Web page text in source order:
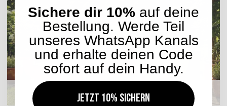
Sitzmöbel
Sichere dir 10% auf deine
Bestellung. Werde Teil
unseres WhatsApp Kanals
und erhalte deinen Code
sofort auf dein Handy.
Jetzt 10% sichern